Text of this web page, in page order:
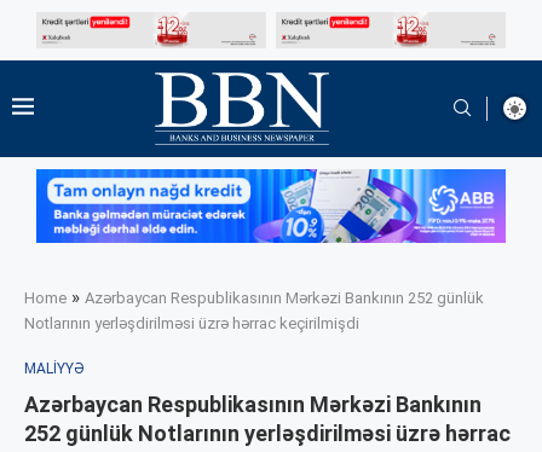
Home » Azərbaycan Respublikasının Mərkəzi Bankının 252 günlük
Notlarının yerləşdirilməsi üzrə hərrac keçirilmişdi
MALIYYƏ
Azərbaycan Respublikasının Mərkəzi Bankının
252 günlük Notlarının yerləşdirilməsi üzrə hərrac